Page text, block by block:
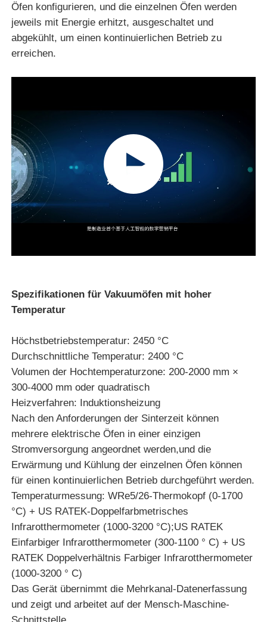
Haus
Produkte
Über uns
Fabrik-Ausflug
Qualitätskontrolle
Fälle
Fordern Sie ein Zitat
Vakuuminduktions-Schmelzofen
industrielle Schmelzofen
Aluminiumschmelzofen
Vakuumsinterner Ofen
mildernder Glasofen
Plasma-Lichtbogenofen
unterer Ofen des Autos
Öfen konfigurieren, und die einzelnen Öfen werden
jeweils mit Energie erhitzt, ausgeschaltet und
abgekühlt, um einen kontinuierlichen Betrieb zu
erreichen.
Spezifikationen für Vakuumöfen mit hoher
Temperatur
Höchstbetriebstemperatur: 2450 °C
Durchschnittliche Temperatur: 2400 °C
Volumen der Hochtemperaturzone: 200-2000 mm ×
300-4000 mm oder quadratisch
Heizverfahren: Induktionsheizung
Nach den Anforderungen der Sinterzeit können
mehrere elektrische Öfen in einer einzigen
Stromversorgung angeordnet werden,und die
Erwärmung und Kühlung der einzelnen Öfen können
für einen kontinuierlichen Betrieb durchgeführt werden.
Temperaturmessung: WRe5/26-Thermokopf (0-1700
°C) + US RATEK-Doppelfarbmetrisches
Infrarotthermometer (1000-3200 °C);US RATEK
Einfarbiger Infrarotthermometer (300-1100 ° C) + US
RATEK Doppelverhältnis Farbiger Infrarotthermometer
(1000-3200 ° C)
Das Gerät übernimmt die Mehrkanal-Datenerfassung
und zeigt und arbeitet auf der Mensch-Maschine-
Schnittstelle.